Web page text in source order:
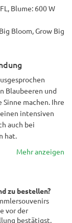
Blume: 600 W
Bloom, Grow Big
Blaubeeren und
Sinne machen. Ihre
intensiven
auch bei
hat.
Mehr anzeigen
zu bestellen?
vor der
bestätigst,